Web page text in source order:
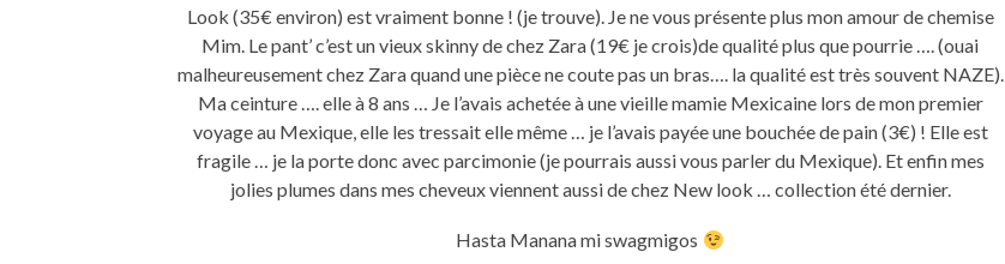
Look (35€ environ) est vraiment bonne ! (je trouve). Je ne vous présente plus mon amour de chemise
Mim. Le pant’ c’est un vieux skinny de chez Zara (19€ je crois)de qualité plus que pourrie …. (ouai
malheureusement chez Zara quand une pièce ne coute pas un bras…. la qualité est très souvent NAZE).
Ma ceinture …. elle à 8 ans … Je l’avais achetée à une vieille mamie Mexicaine lors de mon premier
voyage au Mexique, elle les tressait elle même … je l’avais payée une bouchée de pain (3€) ! Elle est
fragile … je la porte donc avec parcimonie (je pourrais aussi vous parler du Mexique). Et enfin mes
jolies plumes dans mes cheveux viennent aussi de chez New look … collection été dernier.
Hasta Manana mi swagmigos